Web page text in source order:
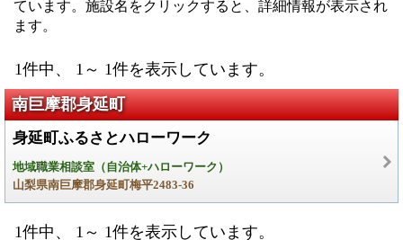
ています。施設名をクリックすると、詳細情報が表示され
ます。
1件中、 1～ 1件を表示しています。
南巨摩郡身延町
身延町ふるさとハローワーク
地域職業相談室（自治体+ハローワーク）
山梨県南巨摩郡身延町梅平2483-36
1件中、 1～ 1件を表示しています。